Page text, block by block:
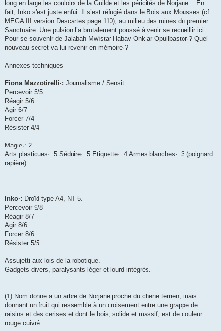
long en large les couloirs de la Guilde et les péricités de Norjane... En
fait, Inko s’est juste enfui. Il s’est réfugié dans le Bois aux Mousses (cf.
MEGA III version Descartes page 110), au milieu des ruines du premier
Sanctuaire. Une pulsion l’a brutalement poussé à venir se recueillir ici...
Pour se souvenir de Jalabah Mwïstar Habav Onk-ar-Opulibastor·? Quel
nouveau secret va lui revenir en mémoire·?
Annexes techniques
Fiona Mazzotirelli·: Journalisme / Sensit.
Percevoir 5/5
Réagir 5/6
Agir 6/7
Forcer 7/4
Résister 4/4
Magie·: 2
Arts plastiques·: 5 Séduire·: 5 Etiquette·: 4 Armes blanches·: 3 (poignard
rapière)
Inko·: Droïd type A4, NT 5.
Percevoir 9/8
Réagir 8/7
Agir 8/6
Forcer 8/6
Résister 5/5
Assujetti aux lois de la robotique.
Gadgets divers, paralysants léger et lourd intégrés.
(1) Nom donné à un arbre de Norjane proche du chêne terrien, mais
donnant un fruit qui ressemble à un croisement entre une grappe de
raisins et des cerises et dont le bois, solide et massif, est de couleur
rouge cuivré.